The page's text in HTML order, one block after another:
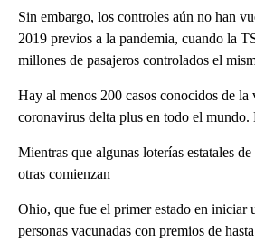
Sin embargo, los controles aún no han
2019 previos a la pandemia, cuando la
millones de pasajeros controlados el
Hay al menos 200 casos conocidos de la
coronavirus delta plus en todo el mundo.
Mientras que algunas loterías estatales
otras comienzan
Ohio, que fue el primer estado en iniciar
personas vacunadas con premios de